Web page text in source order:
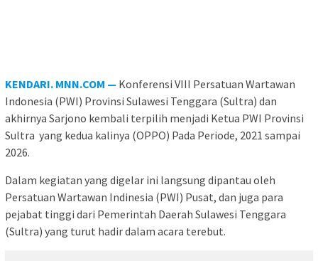
KENDARI. MNN.COM — Konferensi VIII Persatuan Wartawan
Indonesia (PWI) Provinsi Sulawesi Tenggara (Sultra) dan
akhirnya Sarjono kembali terpilih menjadi Ketua PWI Provinsi
Sultra yang kedua kalinya (OPPO) Pada Periode, 2021 sampai
2026.
Dalam kegiatan yang digelar ini langsung dipantau oleh
Persatuan Wartawan Indinesia (PWI) Pusat, dan juga para
pejabat tinggi dari Pemerintah Daerah Sulawesi Tenggara
(Sultra) yang turut hadir dalam acara terebut.